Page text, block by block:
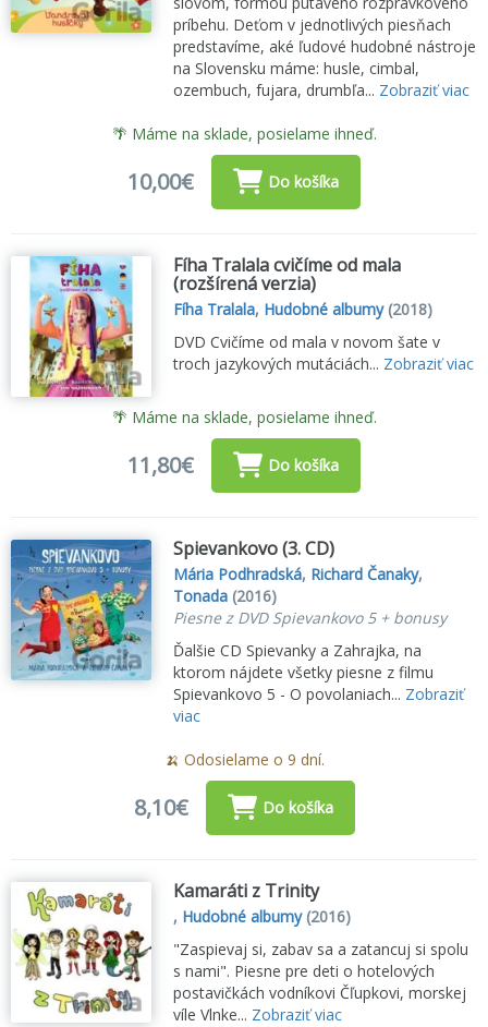
príbehu. Deťom v jednotlivých piesňach
predstavíme, aké ľudové hudobné nástroje
na Slovensku máme: husle, cimbal,
ozembuch, fujara, drumbľa... Zobraziť viac
🌴 Máme na sklade, posielame ihneď.
10,00€ Do košíka
Fíha Tralala cvičíme od mala
(rozšírená verzia)
Fíha Tralala, Hudobné albumy(2018)
DVD Cvičíme od mala v novom šate v
troch jazykových mutáciách... Zobraziť viac
🌴 Máme na sklade, posielame ihneď.
11,80€ Do košíka
Spievankovo (3. CD)
Mária Podhradská, Richard Čanaky,
Tonada (2016)
Piesne z DVD Spievankovo 5 + bonusy
Ďalšie CD Spievanky a Zahrajka, na
ktorom nájdete všetky piesne z filmu
Spievankovo 5 - O povolaniach... Zobraziť
viac
🍌 Odosielame o 9 dní.
8,10€ Do košíka
Kamaráti z Trinity
, Hudobné albumy(2016)
"Zaspievaj si, zabav sa a zatancuj si spolu
s nami". Piesne pre deti o hotelových
postavičkách vodníkovi Čľupkovi, morskej
víle Vlnke... Zobraziť viac